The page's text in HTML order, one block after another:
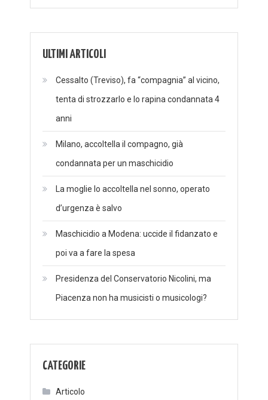
ULTIMI ARTICOLI
Cessalto (Treviso), fa “compagnia” al vicino,
tenta di strozzarlo e lo rapina condannata 4
anni
Milano, accoltella il compagno, già
condannata per un maschicidio
La moglie lo accoltella nel sonno, operato
d’urgenza è salvo
Maschicidio a Modena: uccide il fidanzato e
poi va a fare la spesa
Presidenza del Conservatorio Nicolini, ma
Piacenza non ha musicisti o musicologi?
CATEGORIE
Articolo